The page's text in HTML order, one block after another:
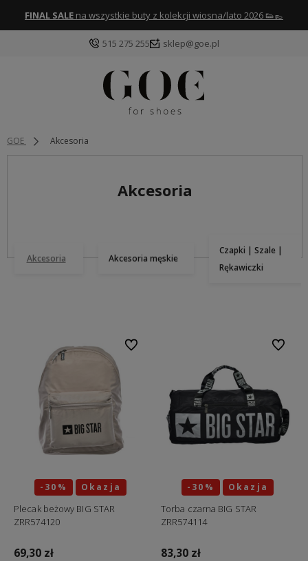
FINAL SALE na wszystkie buty z kolekcji wiosna/lato 2026 👟👞
515 275 255 sklep@goe.pl
GOE Akcesoria
Akcesoria
Akcesoria Akcesoria męskie
Czapki | Szale |
Rękawiczki
-30% Okazja
Plecak beżowy BIG STAR
ZRR574120
69,30 zł
Do ulubionych
-30% Okazja
Torba czarna BIG STAR
ZRR574114
83,30 zł
Do